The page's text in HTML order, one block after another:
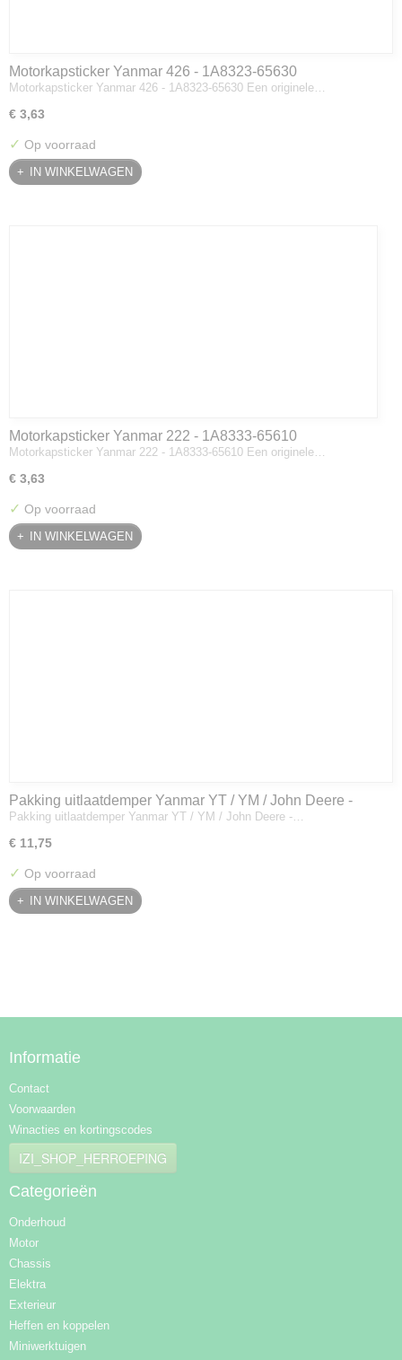
Motorkapsticker Yanmar 426 - 1A8323-65630
Motorkapsticker Yanmar 426 - 1A8323-65630 Een originele…
€ 3,63
✓ Op voorraad
IN WINKELWAGEN
Motorkapsticker Yanmar 222 - 1A8333-65610
Motorkapsticker Yanmar 222 - 1A8333-65610 Een originele…
€ 3,63
✓ Op voorraad
IN WINKELWAGEN
Pakking uitlaatdemper Yanmar YT / YM / John Deere -
128300-13230
Pakking uitlaatdemper Yanmar YT / YM / John Deere -…
€ 11,75
✓ Op voorraad
IN WINKELWAGEN
Informatie
Contact
Voorwaarden
Winacties en kortingscodes
IZI_SHOP_HERROEPING
Categorieën
Onderhoud
Motor
Chassis
Elektra
Exterieur
Heffen en koppelen
Miniwerktuigen